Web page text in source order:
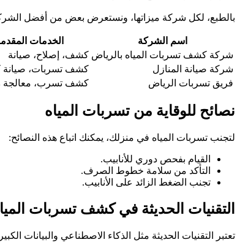
بالطبع، لكل شركة ميزاتها، ونستعرض بعض من أفضل
اسم الشركة الخدمات
شركة كشف تسربات المياه بالرياض كشف، إصلاح، صيانة
شركة صيانة المنازل
كشف تسربات، صيانة
فريق تسربات الرياض
كشف تسرب، معالجة
نصائح للوقاية من تسربات المياه
لتجنب تسربات المياه في منزلك، يمكنك اتباع هذه النصائح:
القيام بفحص دوري للأنابيب.
التأكد من سلامة خطوط الصرف.
تجنب الضغط الزائد على الأنابيب.
التقنيات الحديثة في كشف تسربات
تعتبر التقنيات الحديثة مثل الذكاء الاصطناعي والبيانات